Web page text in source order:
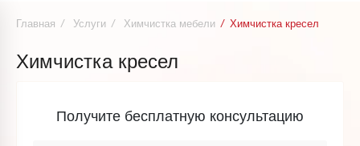
Главная / Услуги / Химчистка мебели / Химчистка кресел
Химчистка кресел
Получите бесплатную консультацию